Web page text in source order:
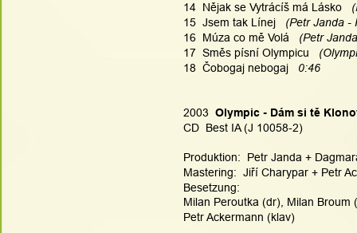
14  Nějak se Vytrácíš má Lásko
15  Jsem tak Línej
(Petr Janda
16  Múza co mě Volá
(Petr
17  Směs písní Olympicu
18  Čobogaj nebogaj 0:46
2003 Olympic - Dám si tě
CD  Best IA (J 10058-2)
Produktion:  Petr Janda +
Mastering:  Jiří Charypar + Petr
Besetzung:
Milan Peroutka (dr), Milan Broum
Petr Ackermann (klav)